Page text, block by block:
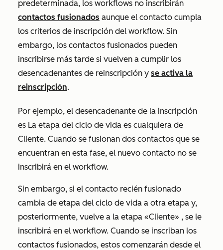
predeterminada, los workflows no inscribirán
contactos fusionados aunque el contacto cumpla
los criterios de inscripción del workflow. Sin
embargo, los contactos fusionados pueden
inscribirse más tarde si vuelven a cumplir los
desencadenantes de reinscripción y se activa la
reinscripción.
Por ejemplo, el desencadenante de la inscripción
es La etapa del ciclo de vida es cualquiera de
Cliente. Cuando se fusionan dos contactos que se
encuentran en esta fase, el nuevo contacto no se
inscribirá en el workflow.
Sin embargo, si el contacto recién fusionado
cambia de etapa del ciclo de vida a otra etapa y,
posteriormente, vuelve a la etapa «Cliente» , se le
inscribirá en el workflow. Cuando se inscriban los
contactos fusionados, estos comenzarán desde el